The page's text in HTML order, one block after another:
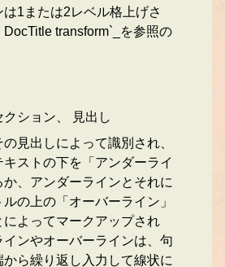
は1または2レベル格上げさ
transform`_を参照の
クション、 見出し
見出しによって識別され、
ストの下を「アンダーライ
か、アンダーラインとそれに
の上の「オーバーライン」
によってマークアップされ
インやオーバーラインは、句
ら繰り返し入力して線状に